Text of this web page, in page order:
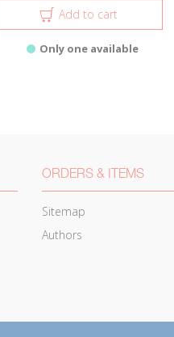
Add to cart
Only one available
ORDERS & ITEMS
Sitemap
Authors